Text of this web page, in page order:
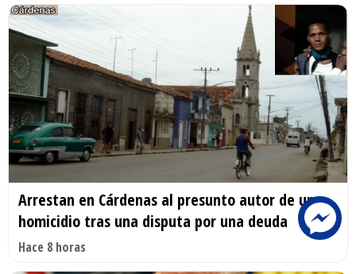
Arrestan en Cárdenas al presunto autor de un
homicidio tras una disputa por una deuda
Hace 8 horas